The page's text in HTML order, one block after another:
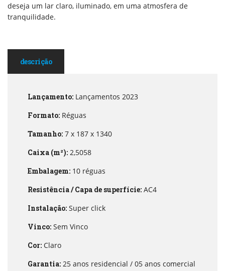
deseja um lar claro, iluminado, em uma atmosfera de
tranquilidade.
descrição
Lançamento: Lançamentos 2023
Formato: Réguas
Tamanho: 7 x 187 x 1340
Caixa (m²): 2,5058
Embalagem: 10 réguas
Resistência / Capa de superfície: AC4
Instalação: Super click
Vinco: Sem Vinco
Cor: Claro
Garantia: 25 anos residencial / 05 anos comercial